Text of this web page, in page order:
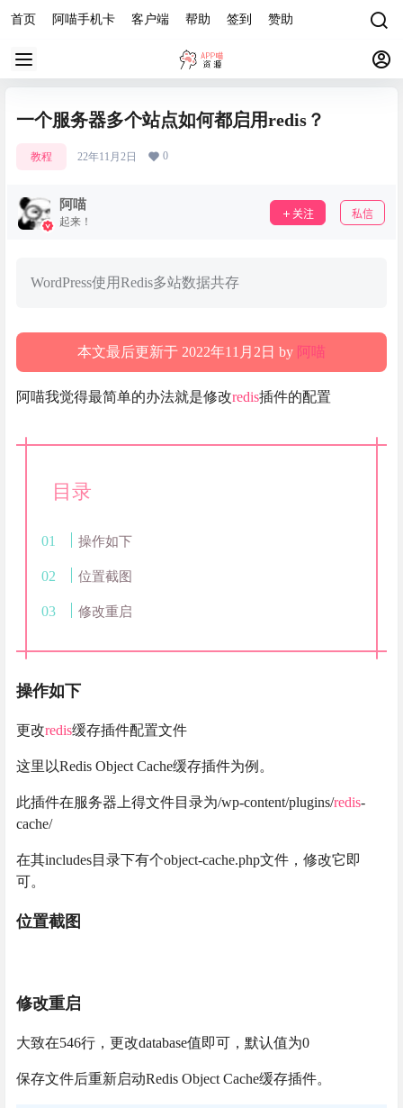
首页 阿喵手机卡 客户端 帮助 签到 赞助
一个服务器多个站点如何都启用redis？
教程 22年11月2日 0
阿喵
起来！
关注 私信
WordPress使用Redis多站数据共存
本文最后更新于 2022年11月2日 by 阿喵
阿喵我觉得最简单的办法就是修改redis插件的配置
目录
操作如下
位置截图
修改重启
操作如下
更改redis缓存插件配置文件
这里以Redis Object Cache缓存插件为例。
此插件在服务器上得文件目录为/wp-content/plugins/redis-
cache/
在其includes目录下有个object-cache.php文件，修改它即
可。
位置截图
修改重启
大致在546行，更改database值即可，默认值为0
保存文件后重新启动Redis Object Cache缓存插件。